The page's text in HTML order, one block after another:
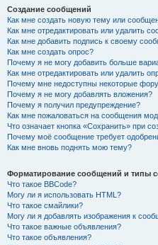
Создание сообщений
Как мне создать новую тему или
Как мне отредактировать или удалить
Как мне добавить подпись к своему
Как мне создать опрос?
Почему я не могу добавить больше
Как мне отредактировать или удалить
Почему мне недоступны некоторые
Почему я не могу добавлять вложения?
Почему я получил предупреждение?
Как мне пожаловаться на сообщения
Что означает кнопка «Сохранить» при
Почему моё сообщение требует
Как мне вновь поднять мою тему?
Форматирование сообщений и типы
Что такое BBCode?
Могу ли я использовать HTML?
Что такое смайлики?
Могу ли я добавлять изображения к
Что такое важные объявления?
Что такое объявления?